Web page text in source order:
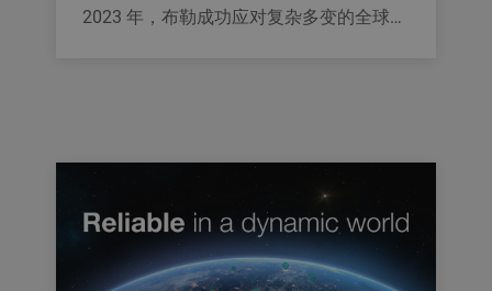
2023 年，布勒成功应对复杂多变的全球…